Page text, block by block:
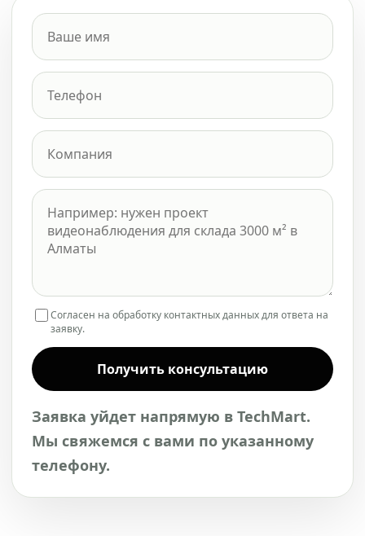
Согласен на обработку контактных данных для ответа на
заявку.
Получить консультацию
Заявка уйдет напрямую в TechMart.
Мы свяжемся с вами по указанному
телефону.